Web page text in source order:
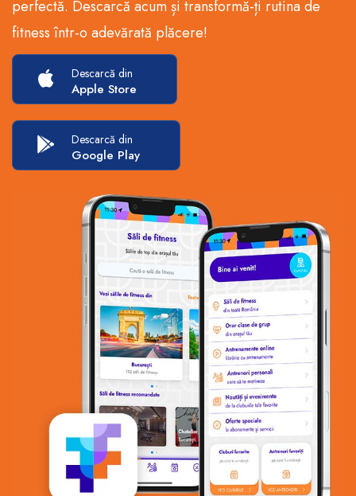
perfectă. Descarcă acum și transformă-ți rutina de
fitness într-o adevărată plăcere!
Descarcă din
Apple Store
Descarcă din
Google Play